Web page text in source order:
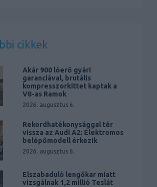
cikkek
Akár 900 lóerő gyári
garanciával, brutális
kompresszorkittet kaptak a
V8-as Ramok
2026. augusztus 6.
Rekordhatékonysággal tér
vissza az Audi A2: Elektromos
belépőmodell érkezik
2026. augusztus 6.
Elszabaduló lengőkar miatt
vizsgálnak 1,2 millió Teslát